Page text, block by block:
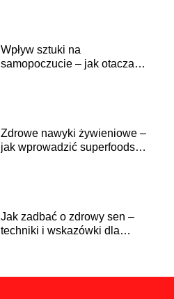
Wpływ sztuki na
samopoczucie – jak otaczać
Zdrowe nawyki żywieniowe –
jak wprowadzić superfoods
Jak zadbać o zdrowy sen –
techniki i wskazówki dla